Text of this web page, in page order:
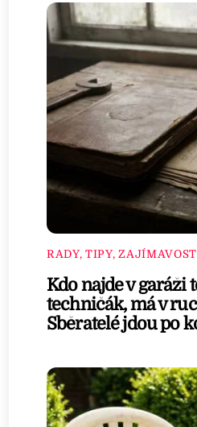
RADY, TIPY,
Kdo najde v garáži
techničák, má v
Sběratelé jdou po